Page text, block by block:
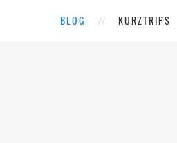
BLOG KURZTRIPS